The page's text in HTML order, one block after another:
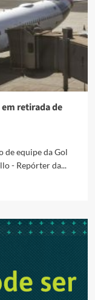
retirada de
de equipe da Gol
- Repórter da...